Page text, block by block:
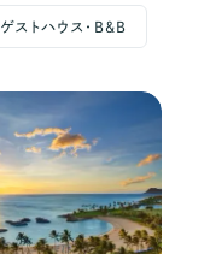
ゲストハウス・B&B